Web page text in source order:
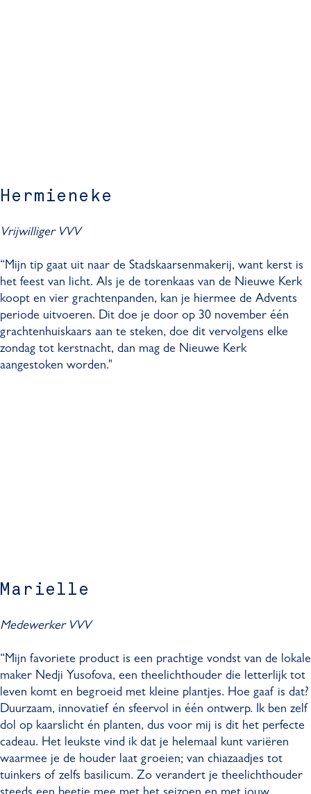
Hermieneke
Vrijwilliger VVV
“Mijn tip gaat uit naar de Stadskaarsenmakerij, want kerst is
het feest van licht. Als je de torenkaas van de Nieuwe Kerk
koopt en vier grachtenpanden, kan je hiermee de Advents
periode uitvoeren. Dit doe je door op 30 november één
grachtenhuiskaars aan te steken, doe dit vervolgens elke
zondag tot kerstnacht, dan mag de Nieuwe Kerk
aangestoken worden."
Marielle
Medewerker VVV
“Mijn favoriete product is een prachtige vondst van de lokale
maker Nedji Yusofova, een theelichthouder die letterlijk tot
leven komt en begroeid met kleine plantjes. Hoe gaaf is dat?
Duurzaam, innovatief én sfeervol in één ontwerp. Ik ben zelf
dol op kaarslicht én planten, dus voor mij is dit het perfecte
cadeau. Het leukste vind ik dat je helemaal kunt variëren
waarmee je de houder laat groeien; van chiazaadjes tot
tuinkers of zelfs basilicum. Zo verandert je theelichthouder